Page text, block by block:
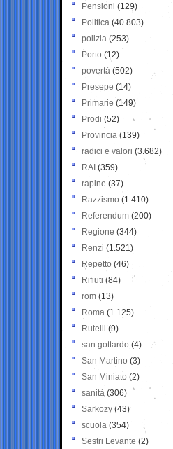
Pensioni (129)
Politica (40.803)
polizia (253)
Porto (12)
povertà (502)
Presepe (14)
Primarie (149)
Prodi (52)
Provincia (139)
radici e valori (3.682)
RAI (359)
rapine (37)
Razzismo (1.410)
Referendum (200)
Regione (344)
Renzi (1.521)
Repetto (46)
Rifiuti (84)
rom (13)
Roma (1.125)
Rutelli (9)
san gottardo (4)
San Martino (3)
San Miniato (2)
sanità (306)
Sarkozy (43)
scuola (354)
Sestri Levante (2)